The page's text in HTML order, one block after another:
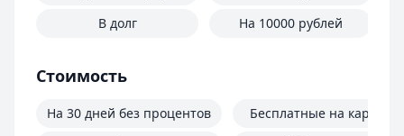
В долг
На 10000 рублей
Стоимость
На 30 дней без процентов
Бесплатные на карту